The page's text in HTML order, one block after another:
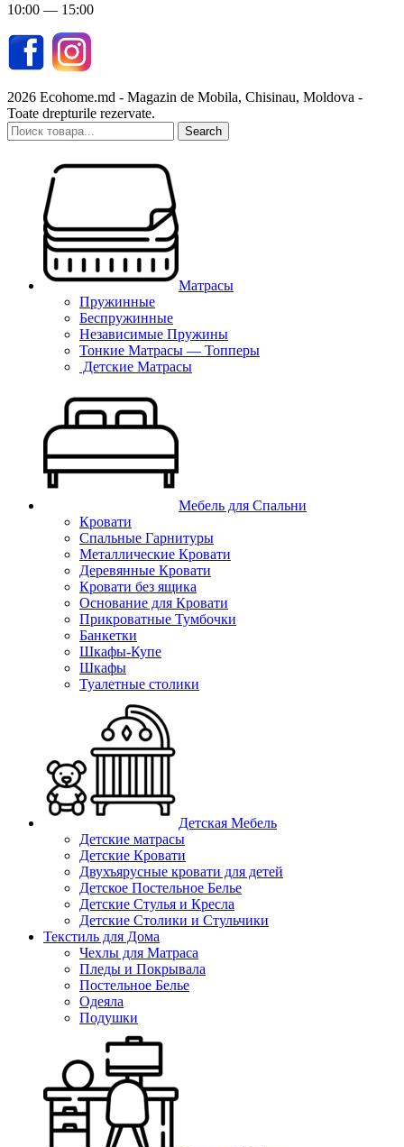
10:00 — 15:00
2026 Ecohome.md - Magazin de Mobila, Chisinau, Moldova -
Toate drepturile rezervate.
Search
Матрасы
Пружинные
Беспружинные
Независимые Пружины
Тонкие Матрасы — Топперы
Детские Матрасы
Мебель для Спальни
Кровати
Спальные Гарнитуры
Металлические Кровати
Деревянные Кровати
Кровати без ящика
Основание для Кровати
Прикроватные Тумбочки
Банкетки
Шкафы-Купе
Шкафы
Туалетные столики
Детская Мебель
Детские матрасы
Детские Кровати
Двухъярусные кровати для детей
Детское Постельное Белье
Детские Стулья и Кресла
Детские Столики и Стульчики
Текстиль для Дома
Чехлы для Матраса
Пледы и Покрывала
Постельное Белье
Одеяла
Подушки